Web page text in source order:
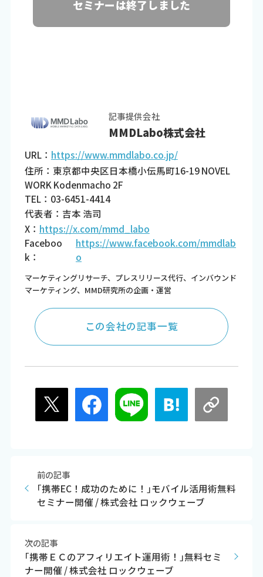
セミナーは終了しました
記事提供会社
MMDLabo株式会社
URL： https://www.mmdlabo.co.jp/
住所：東京都中央区日本橋小伝馬町16-19 NOVEL
WORK Kodenmacho 2F
TEL：03-6451-4414
代表者：吉本 浩司
X： https://x.com/mmd_labo
Faceboo
k：
https://www.facebook.com/mmdlab
o
マーケティングリサーチ、プレスリリース代行、インバウンド
マーケティング、MMD研究所の企画・運営
この会社の記事一覧
前の記事
｢携帯EC！成功のために！｣モバイル活用術無料
セミナー開催 / 株式会社 ロックウェーブ
次の記事
｢携帯ＥＣのアフィリエイト運用術！｣無料セミ
ナー開催 / 株式会社 ロックウェーブ